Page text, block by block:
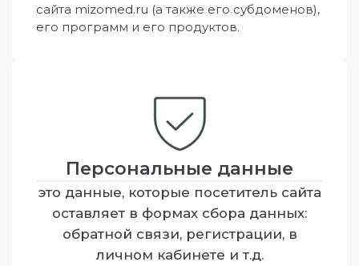
сайта mizomed.ru (а также его субдоменов),
его программ и его продуктов.
Персональные данные
это данные, которые посетитель сайта
оставляет в формах сбора данных:
обратной связи, регистрации, в
личном кабинете и т.д.